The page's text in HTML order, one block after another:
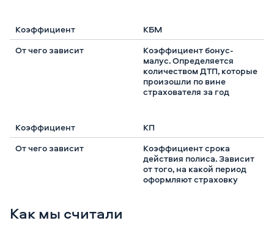
КБМ
Коэффициент бонус-
малус. Определяется
количеством ДТП, которые
произошли по вине
страхователя за год
КП
Коэффициент срока
действия полиса. Зависит
от того, на какой период
оформляют страховку
Как мы считали